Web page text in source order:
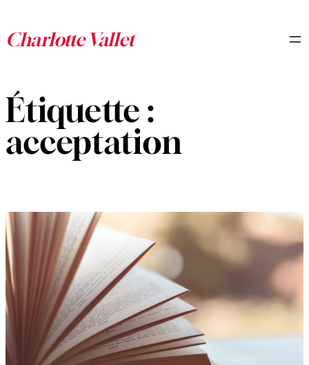
contenu
Étiquette :
acceptation